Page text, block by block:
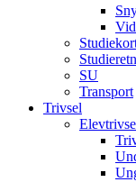
SU
Transport
Trivsel